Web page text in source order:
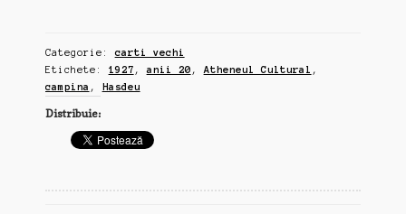
Campina,
1927,
94
pagini,
raritate
(zz94)
Categorie:carti vechi
Etichete: 1927 ,anii 20 , Atheneul Cultural ,
campina , Hasdeu
Distribuie: